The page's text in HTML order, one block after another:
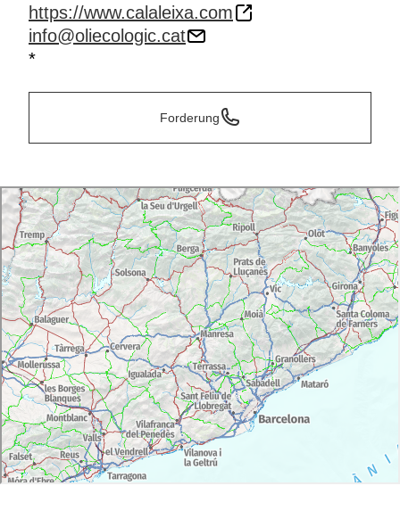
https://www.calaleixa.com
info@oliecologic.cat
*
Forderung